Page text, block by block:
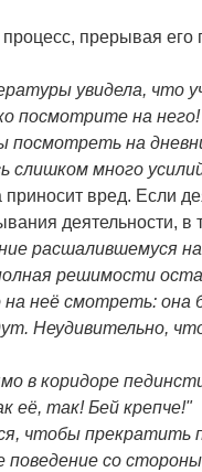
прерывая
увидела, что
посмотрите на
посмотреть на
слишком много
вред. Если
деятельности, в
расшалившемуся
решимости
неё смотреть: она
Неудивительно,
в коридоре
её, так! Бей крепче!"
чтобы прекратить
поведение со